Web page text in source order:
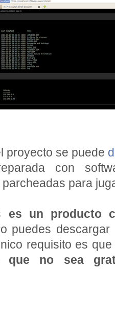
proyecto se puede
con
para
es un producto
puedes
requisito es
que no sea